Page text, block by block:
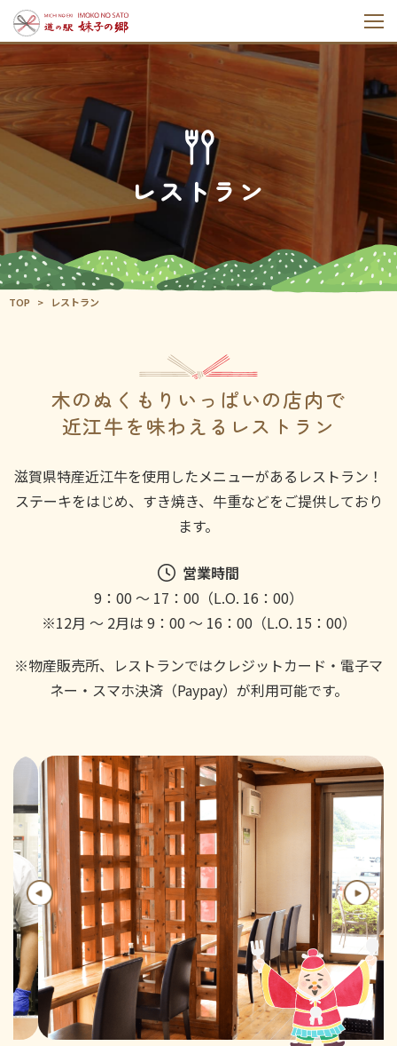
レストラン
TOP レストラン
木のぬくもりいっぱいの店内で
近江牛を味わえるレストラン
滋賀県特産近江牛を使用したメニューがあるレストラン！
ステーキをはじめ、すき焼き、牛重などをご提供しており
ます。
営業時間
9：00 ～ 17：00（L.O. 16：00）
※12月 ～ 2月は 9：00 ～ 16：00（L.O. 15：00）
※物産販売所、レストランではクレジットカード・電子マ
ネー・スマホ決済（Paypay）が利用可能です。